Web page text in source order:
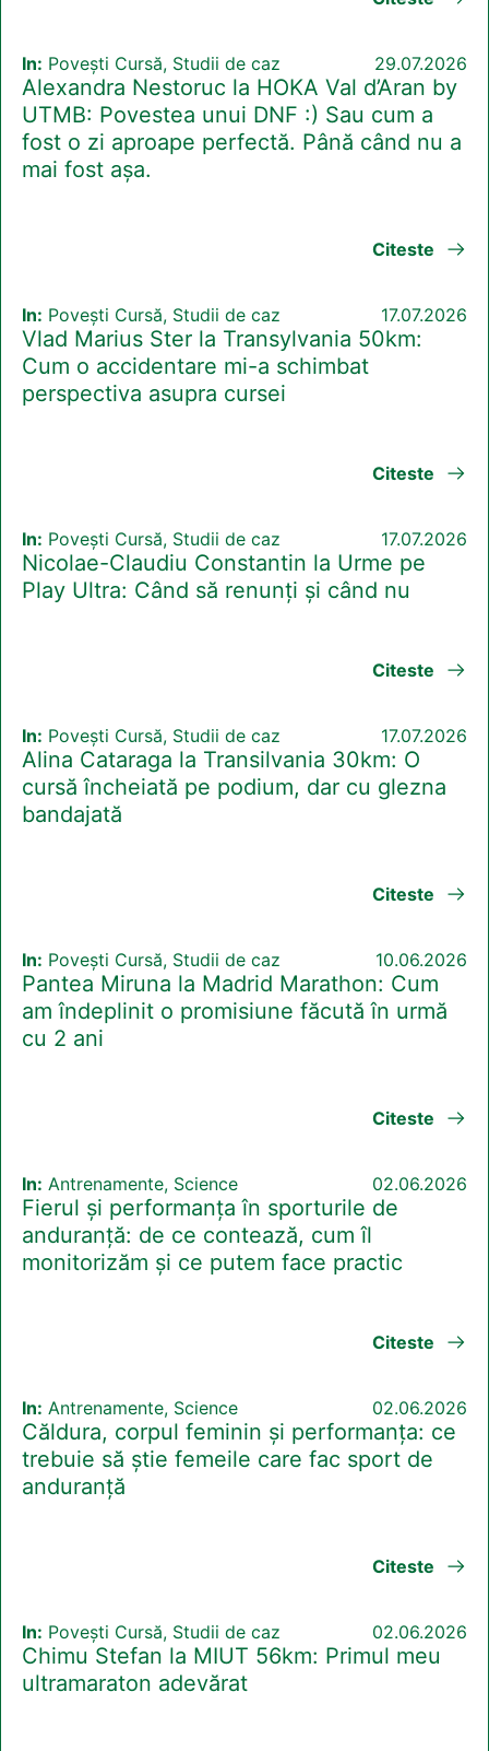
In: Povești Cursă, Studii de caz 29.07.2026
Alexandra Nestoruc la HOKA Val d’Aran by
UTMB: Povestea unui DNF :) Sau cum a
fost o zi aproape perfectă. Până când nu a
mai fost așa.
Citeste
In: Povești Cursă, Studii de caz 17.07.2026
Vlad Marius Ster la Transylvania 50km:
Cum o accidentare mi-a schimbat
perspectiva asupra cursei
Citeste
In: Povești Cursă, Studii de caz 17.07.2026
Nicolae-Claudiu Constantin la Urme pe
Play Ultra: Când să renunți și când nu
Citeste
In: Povești Cursă, Studii de caz 17.07.2026
Alina Cataraga la Transilvania 30km: O
cursă încheiată pe podium, dar cu glezna
bandajată
Citeste
In: Povești Cursă, Studii de caz 10.06.2026
Pantea Miruna la Madrid Marathon: Cum
am îndeplinit o promisiune făcută în urmă
cu 2 ani
Citeste
In: Antrenamente, Science 02.06.2026
Fierul și performanța în sporturile de
anduranță: de ce contează, cum îl
monitorizăm și ce putem face practic
Citeste
In: Antrenamente, Science 02.06.2026
Căldura, corpul feminin și performanța: ce
trebuie să știe femeile care fac sport de
anduranță
Citeste
In: Povești Cursă, Studii de caz 02.06.2026
Chimu Stefan la MIUT 56km: Primul meu
ultramaraton adevărat